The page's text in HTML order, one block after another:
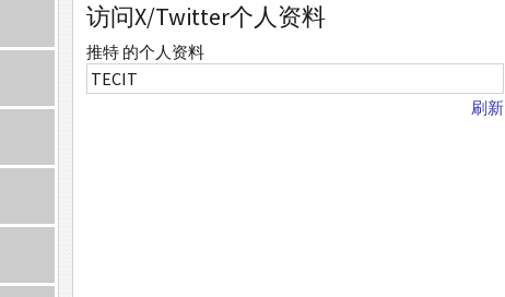
访问X/Twitter个人资料
推特 的个人资料
刷新